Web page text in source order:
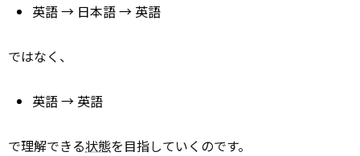
英語 → 日本語 → 英語
ではなく、
英語 → 英語
で理解できる状態を目指していくのです。